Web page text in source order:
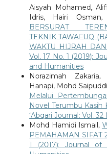
Aisyah Mohamed,
Idris, Hairi
BERSURAT
TEKNIK TAWAFUQ
WAKTU HIJRAH
Vol. 17 No. 1 (2019):
and Humanities
Norazimah
Hanapi, Mohd
Melalui
Novel Terumbu Kasih
‘Abqari Journal: Vol. 32
Mohd Hamidi Ismail,
PEMAHAMAN SIFAT
1 (2017): Journal of